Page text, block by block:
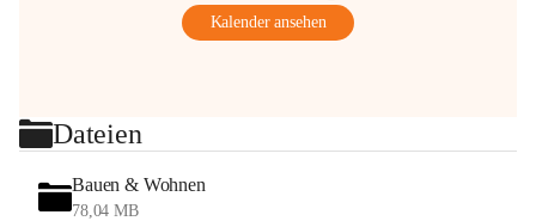
Kalender ansehen
Dateien
Bauen & Wohnen
78,04 MB